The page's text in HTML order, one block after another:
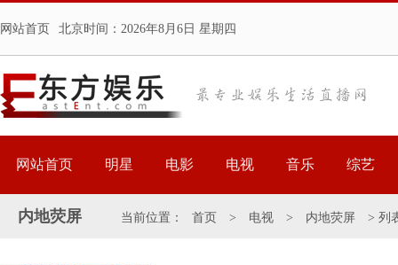
网站首页 北京时间： 2026年8月6日 星期四
网站首页 明星 电影 电视 音乐 综艺
内地荧屏 当前位置： 首页 > 电视 > 内地荧屏 > 列